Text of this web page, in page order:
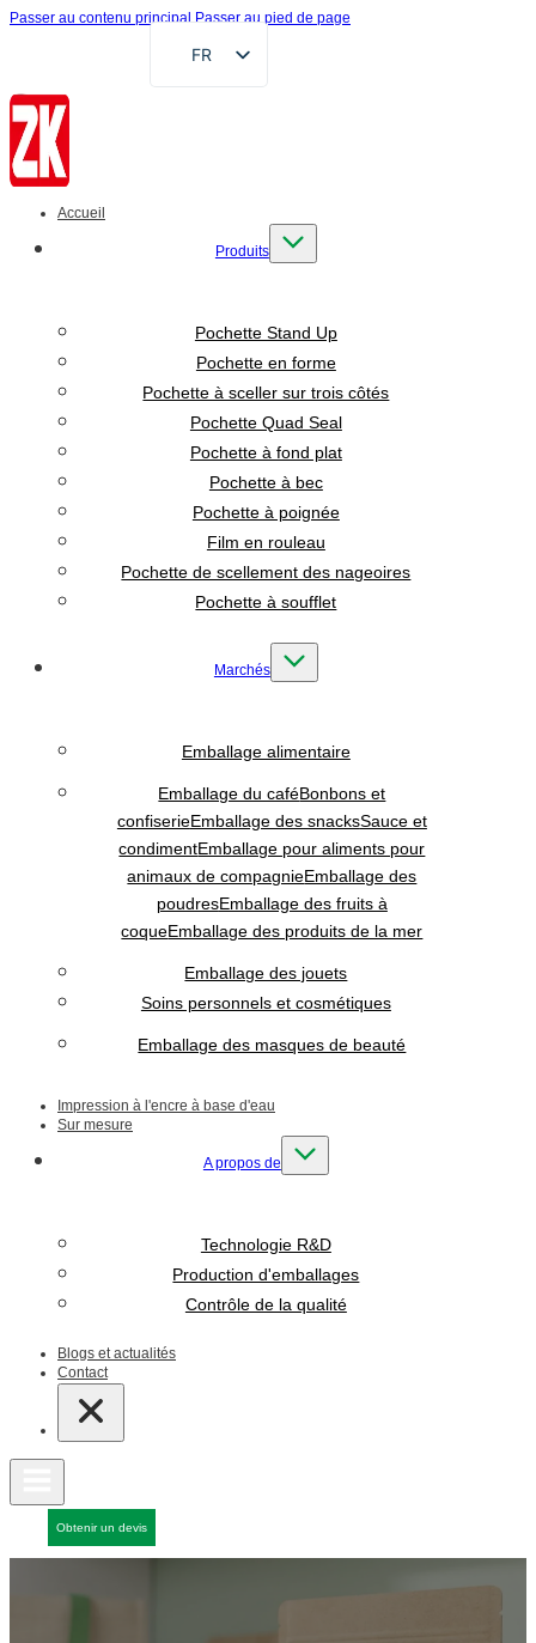
Passer au contenu principal Passer au pied de page
FR
EN
ID
Accueil
Produits
Pochette Stand Up
Pochette en forme
Pochette à sceller sur trois côtés
Pochette Quad Seal
Pochette à fond plat
Pochette à bec
Pochette à poignée
Film en rouleau
Pochette de scellement des nageoires
Pochette à soufflet
Marchés
Emballage alimentaire
Emballage du caféBonbons et
confiserieEmballage des snacksSauce et
condimentEmballage pour aliments pour
animaux de compagnieEmballage des
poudresEmballage des fruits à
coqueEmballage des produits de la mer
Emballage des jouets
Soins personnels et cosmétiques
Emballage des masques de beauté
Impression à l'encre à base d'eau
Sur mesure
A propos de
Technologie R&D
Production d'emballages
Contrôle de la qualité
Blogs et actualités
Contact
Obtenir un devis